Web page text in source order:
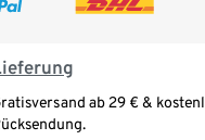
ab 29 € &